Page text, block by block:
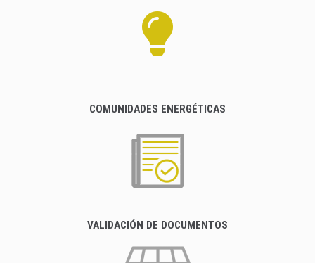
COMUNIDADES ENERGÉTICAS
VALIDACIÓN DE DOCUMENTOS